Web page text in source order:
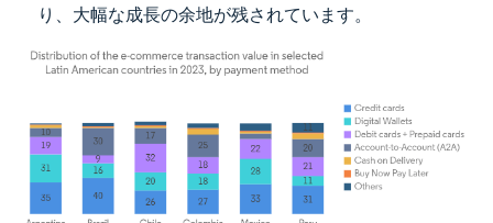
り、大幅な成長の余地が残されています。